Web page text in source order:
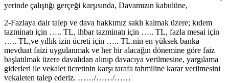
yerinde çalıştığı gerçeği karşısında, Davamızın kabulüne,
2-Fazlaya dair talep ve dava hakkımız saklı kalmak üzere; kıdem
tazminatı için ….. TL, ihbar tazminatı için ….. TL, fazla mesai için
….. TL,ve yıllık izin ücreti için ….. TL.nin en yüksek banka
mevduat faizi uygulanmak ve her bir alacağın dönemine göre faiz
başlatılmak üzere davalıdan alınıp davacıya verilmesine, yargılama
giderleri ile vekalet ücretinin karşı tarafa tahmiline karar verilmesini
vekaleten talep ederiz. ……/……/……